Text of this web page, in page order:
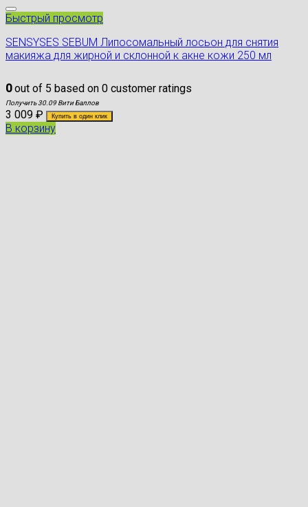
Быстрый просмотр
SENSYSES SEBUM Липосомальный лосьон для снятия
макияжа для жирной и склонной к акне кожи 250 мл
0out of 5 based on 0 customer ratings
Получить 30.09 Вити Баллов
3 009 ₽ Купить в один клик
В корзину